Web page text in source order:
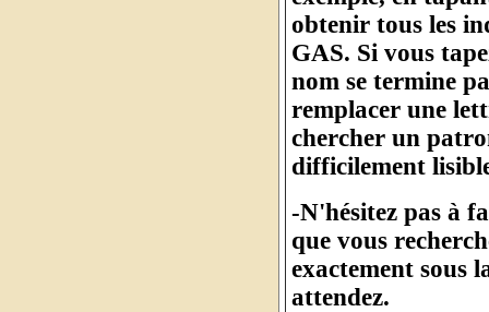
obtenir tous les
GAS. Si vous
nom se termine
remplacer une
chercher un
difficilement
-N'hésitez pas à
que vous
exactement sous
attendez.